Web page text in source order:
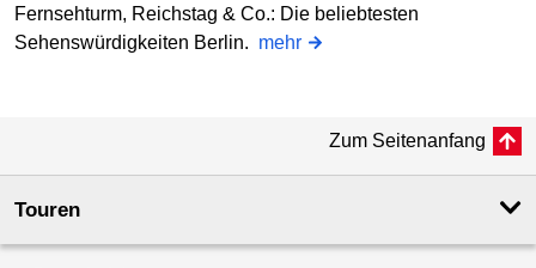
Fernsehturm, Reichstag & Co.: Die beliebtesten
Sehenswürdigkeiten Berlin. mehr
Zum Seitenanfang
Touren